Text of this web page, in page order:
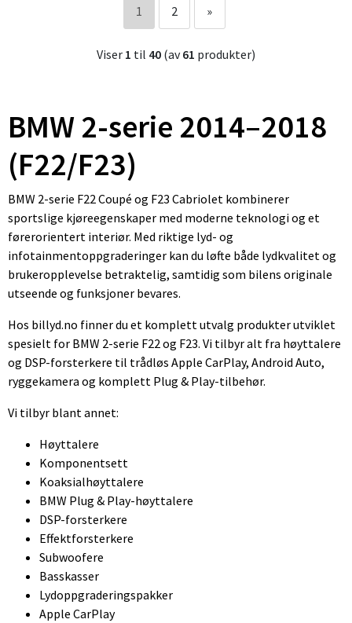
1 2 »
Viser 1 til 40 (av61 produkter)
BMW 2-serie 2014–2018
(F22/F23)
BMW 2-serie F22 Coupé og F23 Cabriolet kombinerer
sportslige kjøreegenskaper med moderne teknologi og et
førerorientert interiør. Med riktige lyd- og
infotainmentoppgraderinger kan du løfte både lydkvalitet og
brukeropplevelse betraktelig, samtidig som bilens originale
utseende og funksjoner bevares.
Hos billyd.no finner du et komplett utvalg produkter utviklet
spesielt for BMW 2-serie F22 og F23. Vi tilbyr alt fra høyttalere
og DSP-forsterkere til trådløs Apple CarPlay, Android Auto,
ryggekamera og komplett Plug & Play-tilbehør.
Vi tilbyr blant annet:
Høyttalere
Komponentsett
Koaksialhøyttalere
BMW Plug & Play-høyttalere
DSP-forsterkere
Effektforsterkere
Subwoofere
Basskasser
Lydoppgraderingspakker
Apple CarPlay